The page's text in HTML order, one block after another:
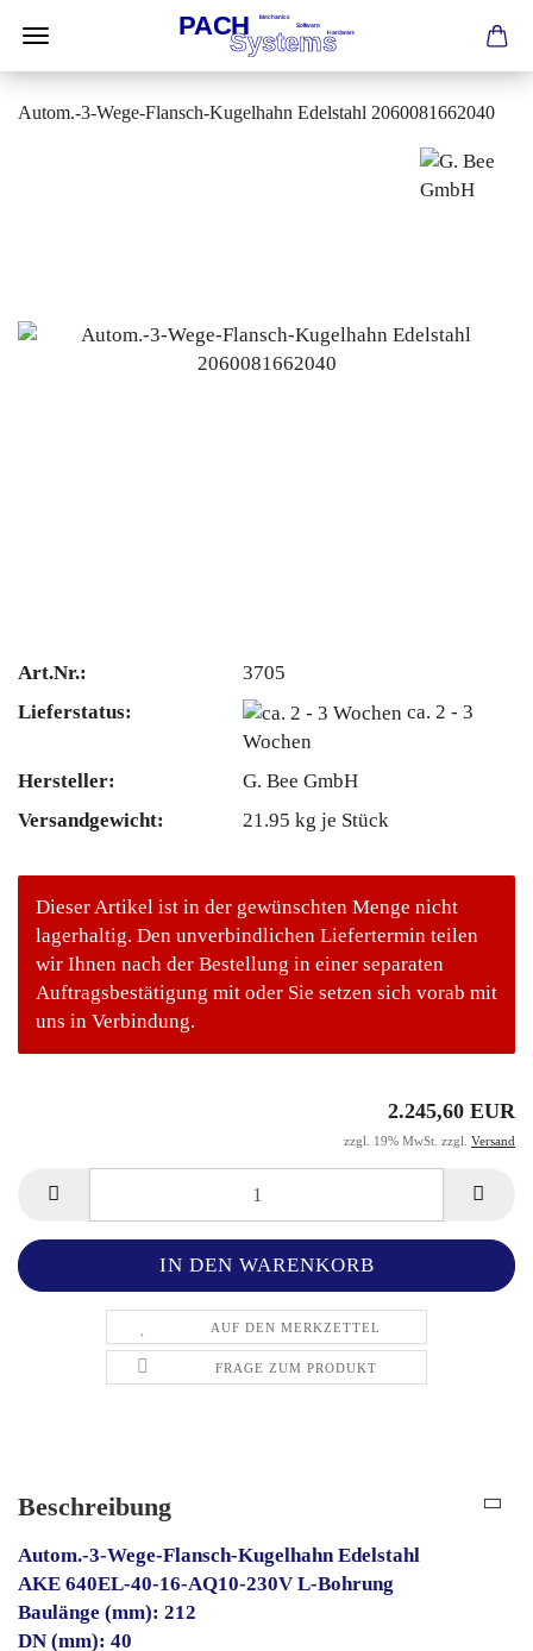
Autom.-3-Wege-Flansch-Kugelhahn Edelstahl 2060081662040
Art.Nr.:
3705
Lieferstatus:
ca. 2 - 3
Wochen
Hersteller:
G. Bee GmbH
Versandgewicht:
21.95 kg je Stück
Dieser Artikel ist in der gewünschten Menge nicht
lagerhaltig. Den unverbindlichen Liefertermin teilen
wir Ihnen nach der Bestellung in einer separaten
Auftragsbestätigung mit oder Sie setzen sich vorab mit
uns in Verbindung.
2.245,60 EUR
zzgl. 19% MwSt. zzgl. Versand
AUF DEN MERKZETTEL
FRAGE ZUM PRODUKT
Beschreibung
Autom.-3-Wege-Flansch-Kugelhahn Edelstahl
AKE 640EL-40-16-AQ10-230V L-Bohrung
Baulänge (mm): 212
DN (mm): 40